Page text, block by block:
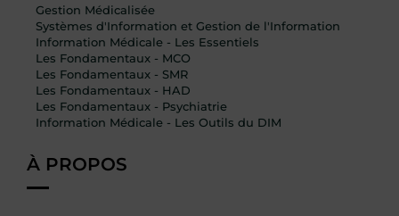
Gestion Médicalisée
Systèmes d'Information et Gestion de l'Information
Information Médicale - Les Essentiels
Les Fondamentaux - MCO
Les Fondamentaux - SMR
Les Fondamentaux - HAD
Les Fondamentaux - Psychiatrie
Information Médicale - Les Outils du DIM
À PROPOS